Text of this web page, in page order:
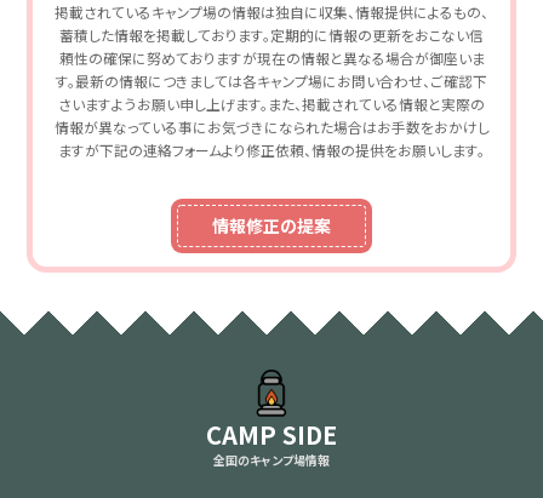
掲載されているキャンプ場の情報は独自に収集、情報提供によるもの、
蓄積した情報を掲載しております。定期的に情報の更新をおこない信
頼性の確保に努めておりますが現在の情報と異なる場合が御座いま
す。最新の情報につきましては各キャンプ場にお問い合わせ、ご確認下
さいますようお願い申し上げます。また、掲載されている情報と実際の
情報が異なっている事にお気づきになられた場合はお手数をおかけし
ますが下記の連絡フォームより修正依頼、情報の提供をお願いします。
情報修正の提案
CAMP SIDE
全国のキャンプ場情報